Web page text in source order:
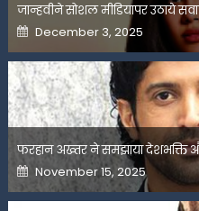
जान्हवीने सोशल मीडियापर उठाये
Posted
on
December 3, 2025
फरहान अख्तर ने समझाया देशभक्ति
Posted
on
November 15, 2025